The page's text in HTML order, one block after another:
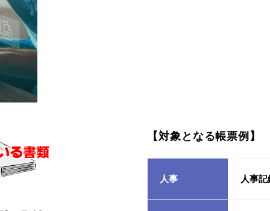
【対象となる帳票例】
人事 人事